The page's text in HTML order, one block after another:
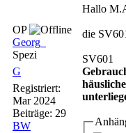
OP
Georg_
Spezi
G
Registriert:
Mar 2024
Beiträge: 29
BW
Hallo
die
SV601